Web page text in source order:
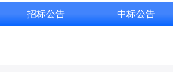
招标公告 中标公告